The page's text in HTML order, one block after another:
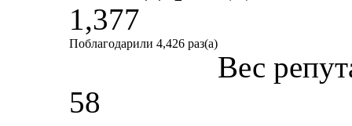
1,377
Поблагодарили 4,426 раз(а)
Вес
58